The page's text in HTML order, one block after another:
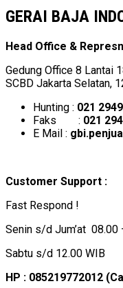
GERAI BAJA
Head Office &
Gedung Office 8 Lantai
SCBD Jakarta Selatan,
Hunting : 021
Faks : 021
E Mail :
Customer Support :
Fast Respond !
Senin s/d Jum’at 08.00
Sabtu s/d 12.00 WIB
HP : 085219772012